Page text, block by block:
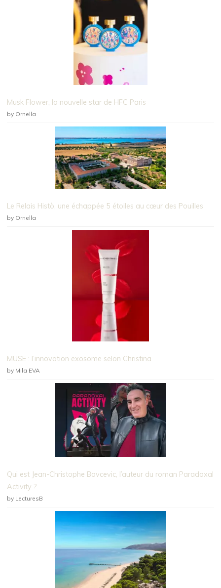
Musk Flower, la nouvelle star de HFC Paris
by Ornella
Le Relais Histò, une échappée 5 étoiles au cœur des Pouilles
by Ornella
MUSE : l’innovation exosome selon Christina
by Mila EVA
Qui est Jean-Christophe Bavcevic, l’auteur du roman Paradoxal
Activity ?
by LecturesB